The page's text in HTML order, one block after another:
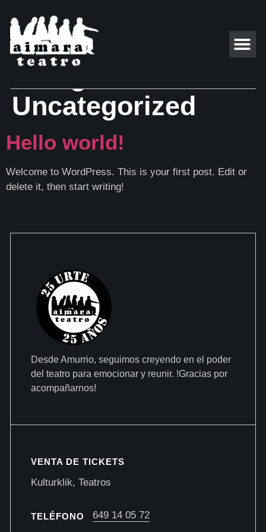
Categoría:
Uncategorized
Hello world!
Welcome to WordPress. This is your first post. Edit or
delete it, then start writing!
Desde Amurrio, seguimos creyendo en el poder
del teatro para emocionar y reunir. !Gracias por
acompañarnos!
VENTA DE TICKETS
Kulturklik, Teatros
TELÉFONO 649 14 05 72